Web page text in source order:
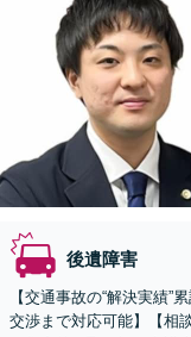
後遺障害
【交通事故の“解決実績”
交渉まで対応可能】【相